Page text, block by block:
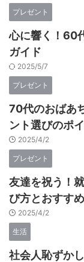
プレゼント
心に響く！60
ガイド
2025/5/7
プレゼント
70代のおばあ
ント選びのポ
2025/4/2
プレゼント
友達を祝う！
び方とおすす
2025/4/2
生活
社会人恥ずか